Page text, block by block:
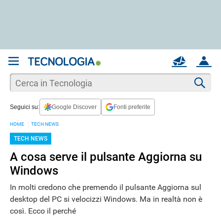
ACCOUNT
MAIL
Seguici su: Google Discover Fonti preferite
HOME TECH NEWS
TECH NEWS
A cosa serve il pulsante Aggiorna su
Windows
In molti credono che premendo il pulsante Aggiorna sul
desktop del PC si velocizzi Windows. Ma in realtà non è
così. Ecco il perché